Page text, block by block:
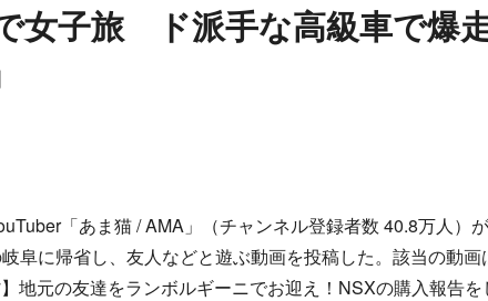
女子旅 ド派手な高級車で爆
「あま猫 / AMA」（チャンネル登録者数 40.8万人）
阜に帰省し、友人などと遊ぶ動画を投稿した。該当の動画
地元の友達をランボルギーニでお迎え！NSXの購入報告を